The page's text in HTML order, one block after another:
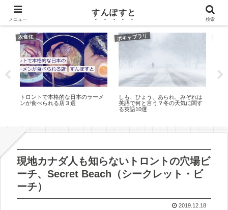
カナダ（トロント）ワーホリのブログ
衣食住
トロントで本格的な日本のラーメ
ンが食べられる店３選
ボキャブラリ
しも、ひょう、あられ、みぞれは
英語で何と言う？冬の天気に関す
る英語10選
現地カナダ人も知らないトロントの穴場ビ
ーチ、Secret Beach（シークレット・ビ
ーチ）
2019.12.18
メニュー
すんぽすと
検索